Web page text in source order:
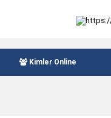
Kimler Online